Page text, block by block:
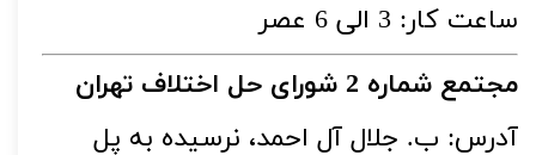
ساعت کار: 3 الی 6 عصر
مجتمع شماره 2 شورای حل اختلاف تهران
آدرس: ب. جلال آل احمد، نرسیده به پل